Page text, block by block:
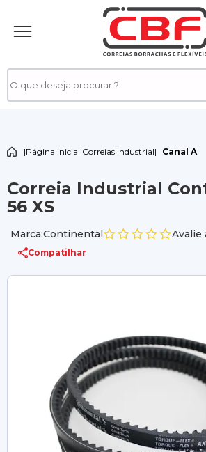
|Página inicial|Correias|Industrial| Canal A
Correia Industrial
56 XS
Marca:Continental Avalie
Compatilhar